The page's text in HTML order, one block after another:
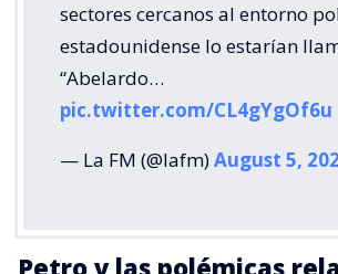
sectores cercanos al entorno
estadounidense lo estarían
“Abelardo…
pic.twitter.com/CL4gYgOf6u
— La FM (@lafm)August 5,